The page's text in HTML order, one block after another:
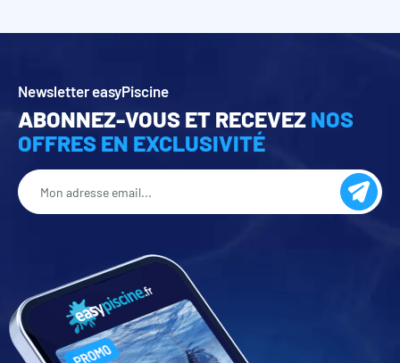
Newsletter easyPiscine
ABONNEZ-VOUS ET RECEVEZ NOS
OFFRES EN EXCLUSIVITÉ